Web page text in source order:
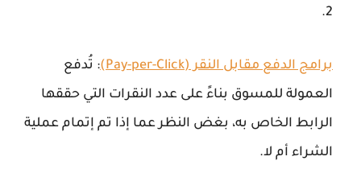
برامج الدفع مقابل النقر (Pay-per-Click)
: تُدفع
العمولة للمسوق بناءً على عدد النقرات التي حققها
الرابط الخاص به، بغض النظر عما إذا تم إتمام عملية
الشراء أم لا.